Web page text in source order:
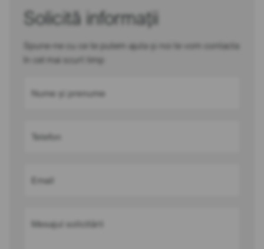
Solicită informații
Spune-ne cu ce te putem ajuta și noi te vom contacta
în cel mai scurt timp
Nume și prenume
Telefon
Email
Mesajul solicitării